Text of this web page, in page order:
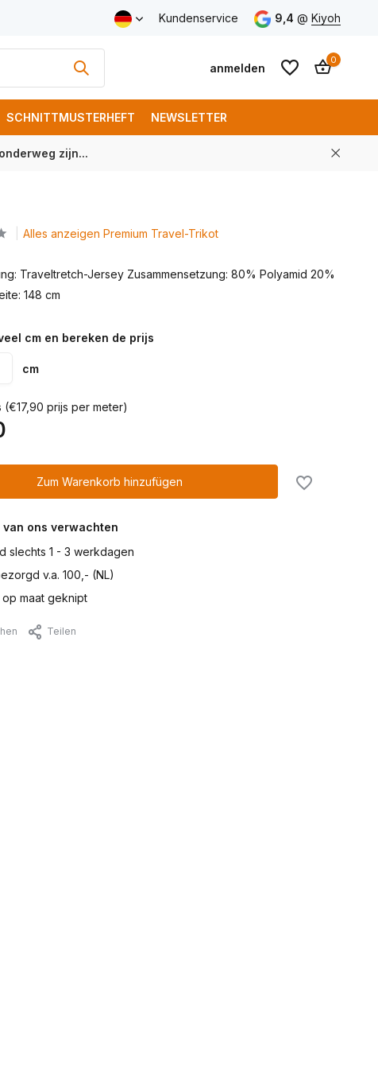
Versand ab € 150 (DE) Kundenservice 9,4 @ Kiyoh
anmelden
anlegen
0
SCHNITTMUSTERHEFT NEWSLETTER
zijn...
Alles anzeigen Premium Travel-Trikot
Traveltretch-Jersey Zusammensetzung: 80% Polyamid 20%
148 cm
cm en bereken de prijs
cm
(€17,90 prijs per meter)
Zum Warenkorb hinzufügen
van ons verwachten
slechts 1 - 3 werkdagen
v.a. 100,- (NL)
maat geknipt
Teilen